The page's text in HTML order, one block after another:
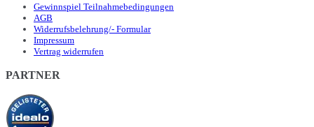
Gewinnspiel Teilnahmebedingungen
AGB
Widerrufsbelehrung/- Formular
Impressum
Vertrag widerrufen
PARTNER